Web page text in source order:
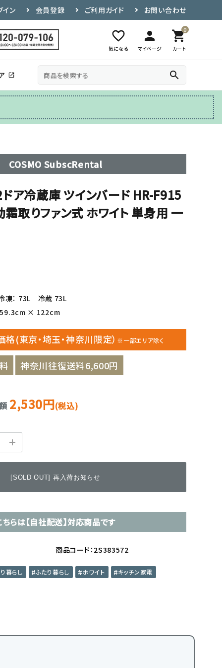
イン 会員登録 ご利用ガイド お問い合わせ
favorite_border
気になる
person
マイページ
0
shopping_cart
カート
その他
テレビ台
open_in_new search
COSMO SubscRental
ア冷蔵庫 ツインバード HR-F915
取りファン式 ホワイト 単身用 一
凍： 73L 冷蔵 73L
59.3cm × 122cm
格(東京・埼玉・神奈川限定） ※一部エリア除く
神奈川往復送料6,600円
2,530円(税込)
[SOLD OUT] 再入荷お知らせ
ちらは【自社配送】対応商品です
商品コード：2S383572
暮らし ふたり暮らし ホワイト キッチン家電